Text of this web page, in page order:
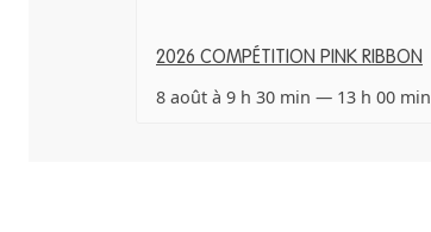
2026 COMPÉTITION PINK RIBBON
8 août à 9 h 30 min — 13 h 00 min